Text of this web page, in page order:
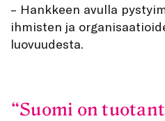
– Hankkeen avulla
ihmisten ja
luovuudesta.
Suomi on